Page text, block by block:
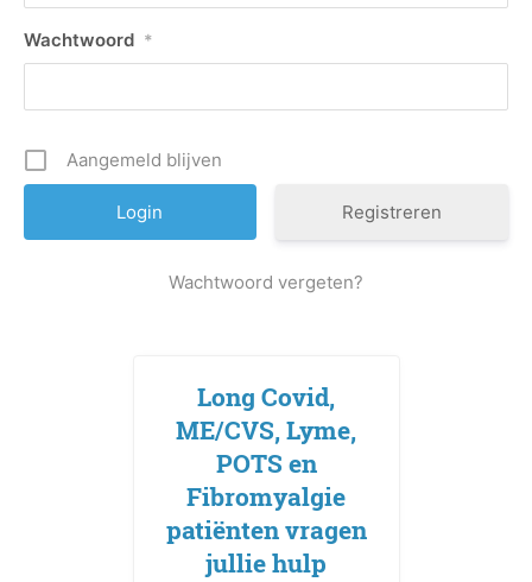
Wachtwoord *
Aangemeld blijven
Registreren
Wachtwoord vergeten?
Long Covid,
ME/CVS, Lyme,
POTS en
Fibromyalgie
patiënten vragen
jullie hulp